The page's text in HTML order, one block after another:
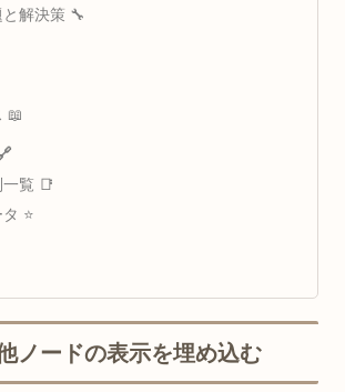
解決策 🔧
📖
覧 📑
⭐
ノードの表示を埋め込む